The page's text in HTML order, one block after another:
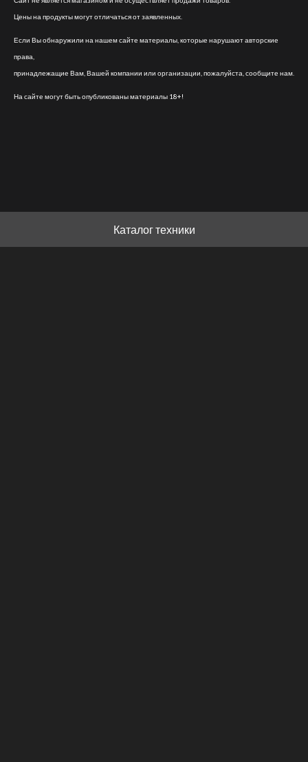
Цены на продукты могут отличаться от заявленных.
Если Вы обнаружили на нашем сайте материалы, которые нарушают авторские
права,
принадлежащие Вам, Вашей компании или организации, пожалуйста, сообщите нам.
На сайте могут быть опубликованы материалы 18+!
Каталог техники